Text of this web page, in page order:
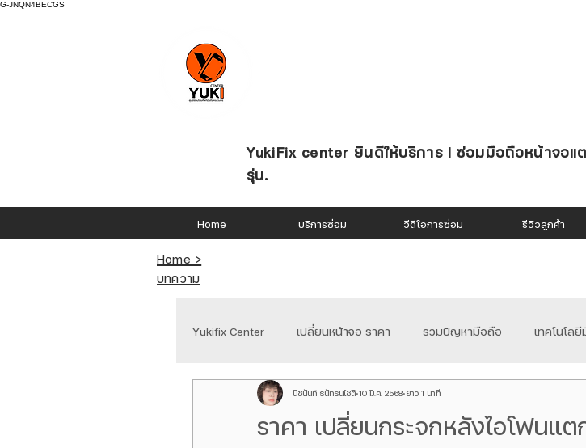
G-JNQN4BECGS
YukiFix center ยินดีให้บริการ l ซ่อมมือถือหน้าจอ
รุ่น.
Home >
บทความ
Yukifix Center เปลี่ยนหน้าจอ ราคา รวมปัญหามือถือ เทคโนโล
Galaxy Z Flip ROG Phone Red Magic
ราคา เปลี่ยนกระจกหลังไอโฟนแ
นิชนันท์ ธนัทธนโชติ 10 มี.ค. 2568 ยาว 1 นาที
Home บริการซ่อม วีดีโอการซ่อม รีวิวลูกค้า